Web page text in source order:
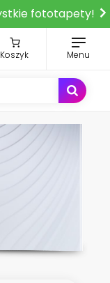
fototapety!
Koszyk Menu